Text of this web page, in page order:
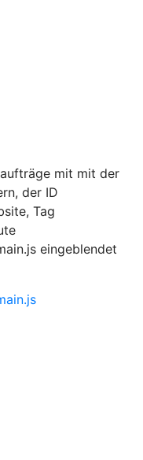
mit mit der
der ID
Tag
eingeblendet